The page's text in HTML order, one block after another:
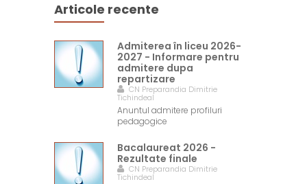
Articole recente
Admiterea în liceu 2026-
2027 - Informare pentru
admitere dupa
repartizare
CN Preparandia Dimitrie
Tichindeal
Anuntul admitere profiluri
pedagogice
Bacalaureat 2026 -
Rezultate finale
CN Preparandia Dimitrie
Tichindeal